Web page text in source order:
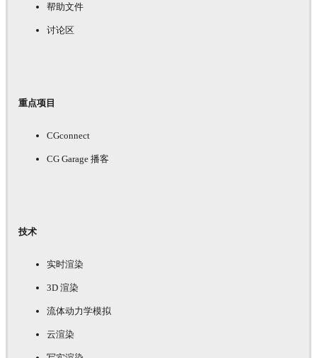
帮助文件
讨论区
重点项目
CGconnect
CG Garage 播客
技术
实时渲染
3D 渲染
流体动力学模拟
云渲染